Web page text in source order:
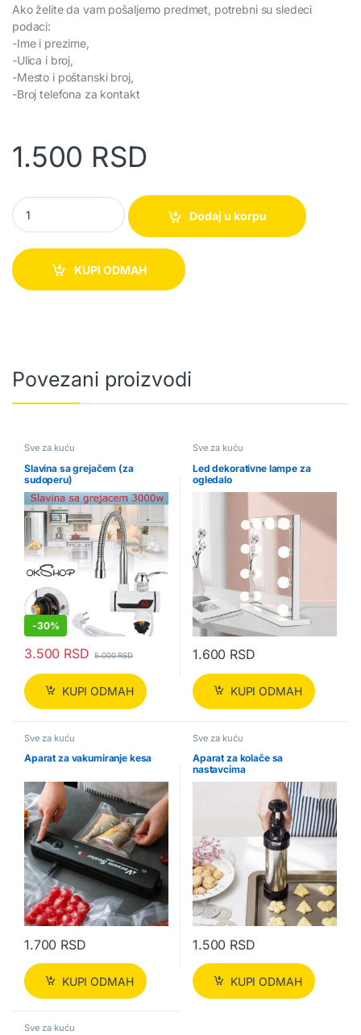
Ako želite da vam pošaljemo predmet, potrebni su sledeci
podaci:
-Ime i prezime,
-Ulica i broj,
-Mesto i poštanski broj,
-Broj telefona za kontakt
1.500 RSD
Digitalna vaga u obliku kašike za merenje quantity
Dodaj u korpu
KUPI ODMAH
Povezani proizvodi
Sve za kuću
Slavina sa grejačem (za
sudoperu)
-30%
3.500 RSD 5.000RSD
KUPI ODMAH
Sve za kuću
Led dekorativne lampe za
ogledalo
1.600 RSD
KUPI ODMAH
Sve za kuću
Aparat za vakumiranje kesa
1.700 RSD
KUPI ODMAH
Sve za kuću
Aparat za kolače sa
nastavcima
1.500 RSD
KUPI ODMAH
Sve za kuću